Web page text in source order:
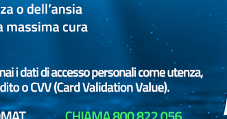
il
e
18 Mag 2026
Discorso del
Padre Leone XIV a